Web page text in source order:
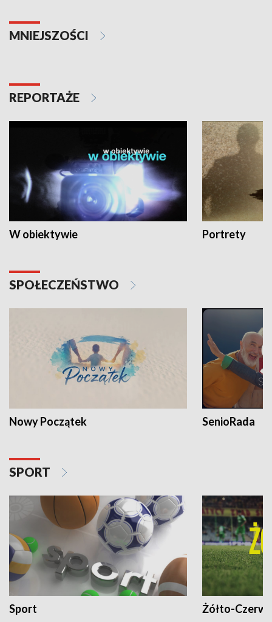
MNIEJSZOŚCI
REPORTAŻE
W obiektywie Portrety
SPOŁECZEŃSTWO
Nowy Początek SenioRada
SPORT
Sport Żółto-